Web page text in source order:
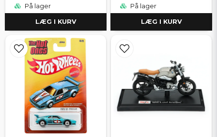
På lager
LÆG I KURV
På lager
LÆG I KURV